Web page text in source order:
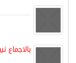
بالاجماع